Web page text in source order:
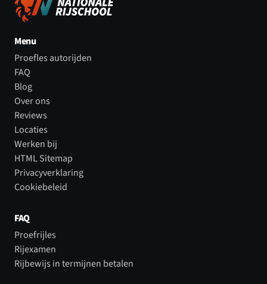
Menu
Proefles autorijden
FAQ
Blog
Over ons
Reviews
Locaties
Werken bij
HTML Sitemap
Privacyverklaring
Cookiebeleid
FAQ
Proefrijles
Rijexamen
Rijbewijs in termijnen betalen